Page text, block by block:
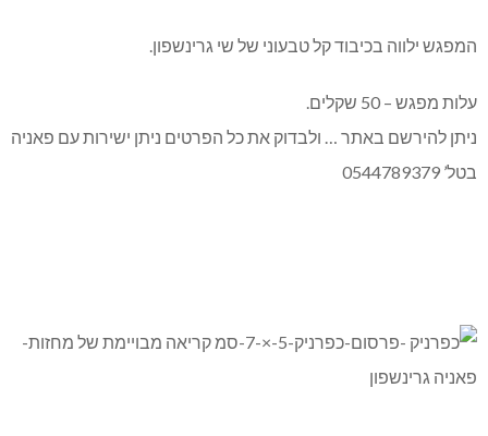
המפגש ילווה בכיבוד קל טבעוני של שי גרינשפון.
עלות מפגש – 50 שקלים.
ניתן להירשם באתר … ולבדוק את כל הפרטים ניתן ישירות עם פאניה
בטל’ 0544789379